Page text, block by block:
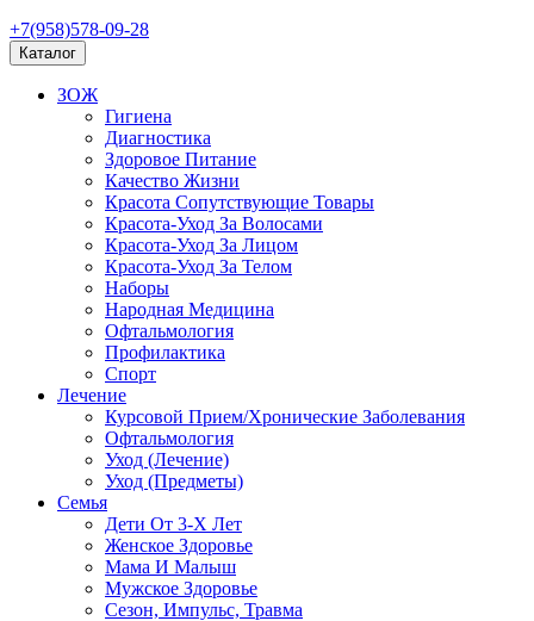
+7(958)578-09-28
Каталог
ЗОЖ
Гигиена
Диагностика
Здоровое Питание
Качество Жизни
Красота Сопутствующие Товары
Красота-Уход За Волосами
Красота-Уход За Лицом
Красота-Уход За Телом
Наборы
Народная Медицина
Офтальмология
Профилактика
Спорт
Лечение
Курсовой Прием/Хронические Заболевания
Офтальмология
Уход (Лечение)
Уход (Предметы)
Семья
Дети От 3-Х Лет
Женское Здоровье
Мама И Малыш
Мужское Здоровье
Сезон, Импульс, Травма